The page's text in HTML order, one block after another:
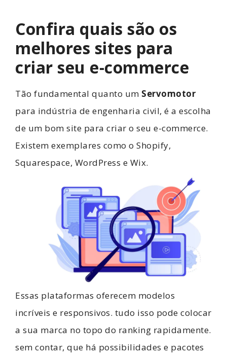
Confira quais são os
melhores sites para
criar seu e-commerce
Tão fundamental quanto um Servomotor
para indústria de engenharia civil, é a escolha
de um bom site para criar o seu e-commerce.
Existem exemplares como o Shopify,
Squarespace, WordPress e Wix.
Essas plataformas oferecem modelos
incríveis e responsivos. tudo isso pode colocar
a sua marca no topo do ranking rapidamente.
sem contar, que há possibilidades e pacotes